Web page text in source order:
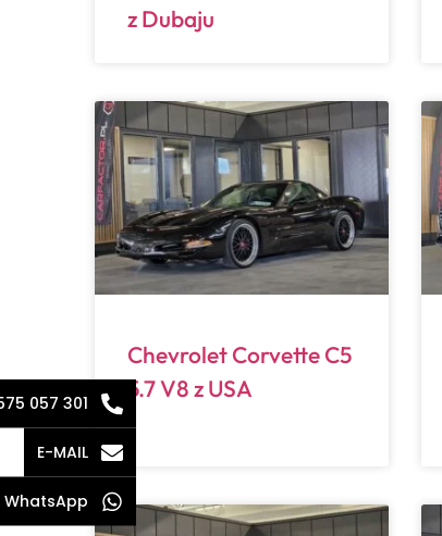
z Dubaju
Chevrolet Corvette C5
5.7 V8 z USA
057 301
E-MAIL
WhatsApp